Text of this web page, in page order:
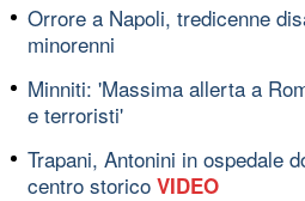
Orrore a Napoli, tredicenne
minorenni
Minniti: 'Massima allerta a
e terroristi'
Trapani, Antonini in ospedale
centro storico VIDEO